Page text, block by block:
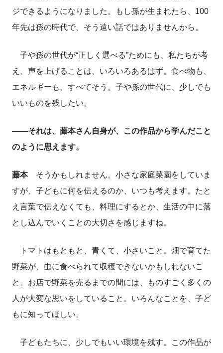
ジできるようになりました。もし孫が生まれたら、100
年先は孫の時代で、そう遠い話ではありませんから。
子や孫の世代が“正しく選べる”ためにも、私たちが考
え、声を上げることは、いろいろあるはず。食べ物も、
エネルギーも、すべてそう。子や孫の世代に、少しでも
いいものを残したい。
――それは、藤本さん自身が、この作品から学んだこと
のように思えます。
藤本そうかもしれません。小さな家庭菜園をしていま
すが、子どもに何を伝えるのか、いつも考えます。たと
え言葉で伝えなくても、料理にするとか、生活の中に落
とし込んでいくことの大切さを感じますね。
トマトはもともと、青くて、小さいこと。畑で育てた
野菜が、虫に食べられて収穫できないかもしれないこ
と。お店で野菜を売るまでの間には、ものすごく多くの
人が大変な思いをしていること。いろんなことを、子ど
もに知ってほしい。
子どもたちに、少しでもいい環境を残す。この作品が